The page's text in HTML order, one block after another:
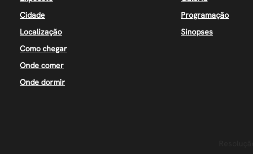
Cidade
Localização
Como chegar
Onde comer
Onde dormir
Programação
Sinopses